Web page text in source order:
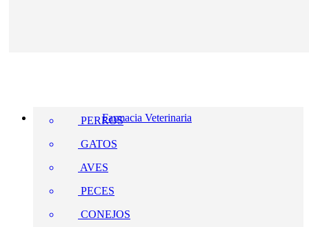
Farmacia Veterinaria
PERROS
GATOS
AVES
PECES
CONEJOS